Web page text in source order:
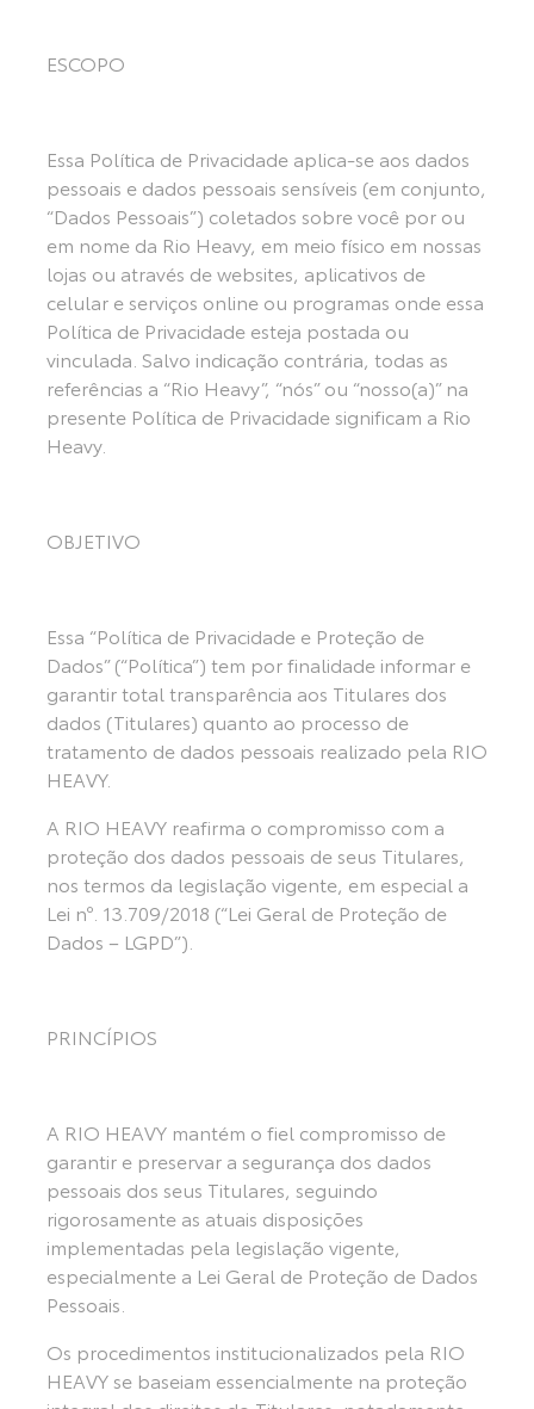
ESCOPO
Essa Política de Privacidade aplica-se aos dados
pessoais e dados pessoais sensíveis (em conjunto,
“Dados Pessoais”) coletados sobre você por ou
em nome da Rio Heavy, em meio físico em nossas
lojas ou através de websites, aplicativos de
celular e serviços online ou programas onde essa
Política de Privacidade esteja postada ou
vinculada. Salvo indicação contrária, todas as
referências a “Rio Heavy”, “nós” ou “nosso(a)” na
presente Política de Privacidade significam a Rio
Heavy.
OBJETIVO
Essa “Política de Privacidade e Proteção de
Dados” (“Política”) tem por finalidade informar e
garantir total transparência aos Titulares dos
dados (Titulares) quanto ao processo de
tratamento de dados pessoais realizado pela RIO
HEAVY.
A RIO HEAVY reafirma o compromisso com a
proteção dos dados pessoais de seus Titulares,
nos termos da legislação vigente, em especial a
Lei nº. 13.709/2018 (“Lei Geral de Proteção de
Dados – LGPD”).
PRINCÍPIOS
A RIO HEAVY mantém o fiel compromisso de
garantir e preservar a segurança dos dados
pessoais dos seus Titulares, seguindo
rigorosamente as atuais disposições
implementadas pela legislação vigente,
especialmente a Lei Geral de Proteção de Dados
Pessoais.
Os procedimentos institucionalizados pela RIO
HEAVY se baseiam essencialmente na proteção